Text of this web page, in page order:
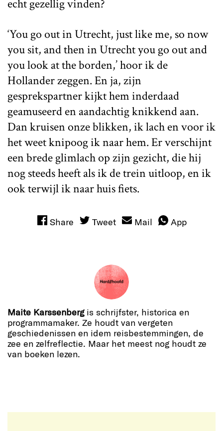
echt gezellig vinden?
‘You go out in Utrecht, just like me, so now
you sit, and then in Utrecht you go out and
you look at the borden,’ hoor ik de
Hollander zeggen. En ja, zijn
gesprekspartner kijkt hem inderdaad
geamuseerd en aandachtig knikkend aan.
Dan kruisen onze blikken, ik lach en voor ik
het weet knipoog ik naar hem. Er verschijnt
een brede glimlach op zijn gezicht, die hij
nog steeds heeft als ik de trein uitloop, en ik
ook terwijl ik naar huis fiets.
Share Tweet Mail App
Maite Karssenbergis schrijfster, historica en
programmamaker. Ze houdt van vergeten
geschiedenissen en idem reisbestemmingen, de
zee en zelfreflectie. Maar het meest nog houdt ze
van boeken lezen.